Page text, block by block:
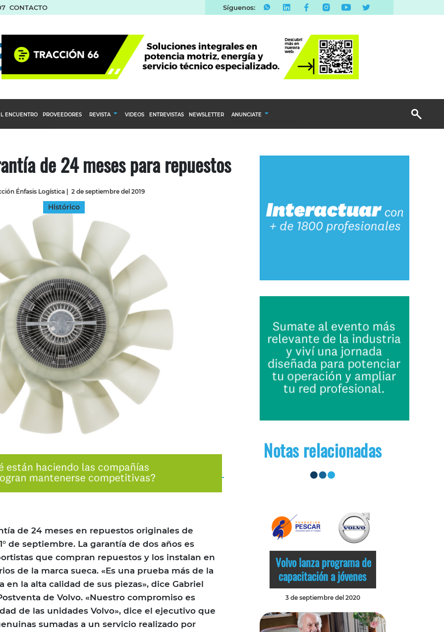
CONTACTO Síguenos:
ENCUENTRO PROVEEDORES REVISTA
INGRESAR
SUSCRÍBASE
VIDEOS ENTREVISTAS NEWSLETTER ANUNCIATE
Email Marketing
de 24 meses para repuestos
Énfasis Logística 2 de septiembre del 2019
Histórico
de 24 meses en repuestos originales de
de septiembre. La garantía de dos años es
que compran repuestos y los instalan en
de la marca sueca. «Es una prueba más de la
en la alta calidad de sus piezas», dice Gabriel
de Volvo. «Nuestro compromiso es
de las unidades Volvo», dice el ejecutivo que
sumadas a un servicio realizado por
Notas relacionadas
Volvo lanza programa de
capacitación a jóvenes
3 de septiembre del 2020